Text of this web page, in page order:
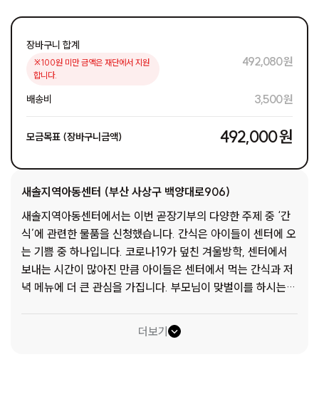
장바구니 합계
※100원 미만 금액은 재단에서 지원
합니다.
492,080 원
배송비 3,500 원
모금목표 (장바구니금액) 492,000 원
새솔지역아동센터 (부산 사상구 백양대로906)
새솔지역아동센터에서는 이번 곧장기부의 다양한 주제 중 ‘간
식’에 관련한 물품을 신청했습니다. 간식은 아이들이 센터에 오
는 기쁨 중 하나입니다. 코로나19가 덮친 겨울방학, 센터에서
보내는 시간이 많아진 만큼 아이들은 센터에서 먹는 간식과 저
녁 메뉴에 더 큰 관심을 가집니다. 부모님이 맞벌이를 하시는
때문입니다. 학교에서 친구들이 자랑하듯 얘기하는 OO피자의
신메뉴, SNS에서 유명한 음식 등이 우리 아이들에게는 생소하
더보기